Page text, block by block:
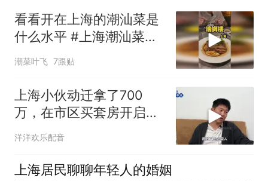
看看开在上海的潮汕菜是
什么水平 #上海潮汕菜排
行榜 #瑞狮楼潮汕会馆 #
上海探店
潮菜叶飞 7跟贴
上海小伙动迁拿了700
万，在市区买套房开启新
生活
洋洋欢乐配音
上海居民聊聊年轻人的婚姻